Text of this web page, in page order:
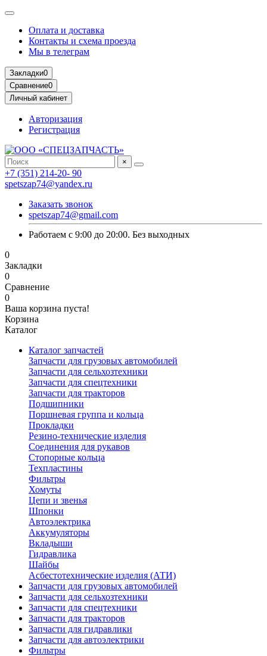
Оплата и доставка
Контакты и схема проезда
Мы в телеграм
Закладки0
Сравнение0
Личный кабинет
Авторизация
Регистрация
×
+7 (351) 214-20- 90
spetszap74@yandex.ru
Заказать звонок
spetszap74@gmail.com
Работаем с 9:00 до 20:00. Без выходных
0
Закладки
0
Сравнение
0
Ваша корзина пуста!
Корзина
Каталог
Каталог запчастей
Запчасти для грузовых автомобилей
Запчасти для сельхозтехники
Запчасти для спецтехники
Запчасти для тракторов
Подшипники
Поршневая группа и кольца
Прокладки
Резино-технические изделия
Соединения для рукавов
Стопорные кольца
Техпластины
Фильтры
Хомуты
Цепи и звенья
Шпонки
Автоэлектрика
Аккумуляторы
Вкладыши
Гидравлика
Шайбы
Асбестотехнические изделия (АТИ)
Запчасти для грузовых автомобилей
Запчасти для сельхозтехники
Запчасти для спецтехники
Запчасти для тракторов
Запчасти для гидравлики
Запчасти для автоэлектрики
Фильтры